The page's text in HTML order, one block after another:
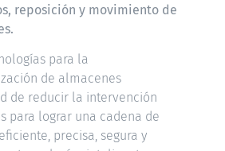
reposición y movimiento de
para la
de almacenes
de reducir la intervención
para lograr una cadena de
precisa, segura y